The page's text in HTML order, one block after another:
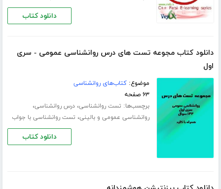
دانلود کتاب
دانلود کتاب مجوعه تست های درس روانشناسی عمومی - سری
اول
موضوع:کتاب‌های روانشناسی
۶۳ صفحه
برچسب‌ها: تست روانشناسی،درس روانشناسی،
روانشناسی عمومی و بالینی، تست روانشناسی با جواب
دانلود کتاب